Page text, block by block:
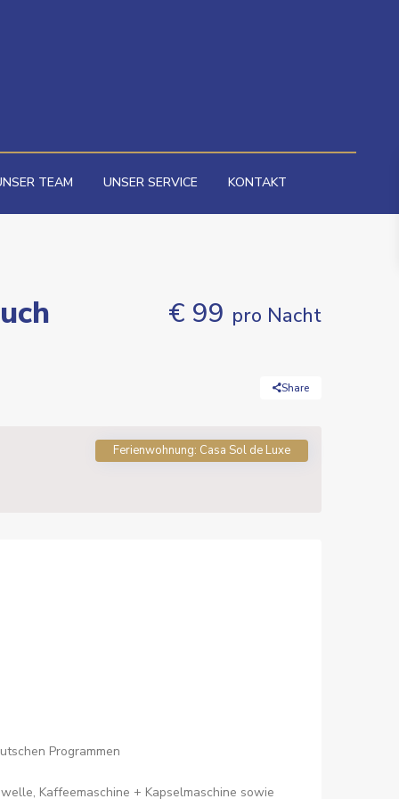
TEAM UNSER SERVICE KONTAKT
€ 99 pro Nacht
Share
Ferienwohnung: Casa Sol de Luxe
Programmen
Kaffeemaschine + Kapselmaschine sowie